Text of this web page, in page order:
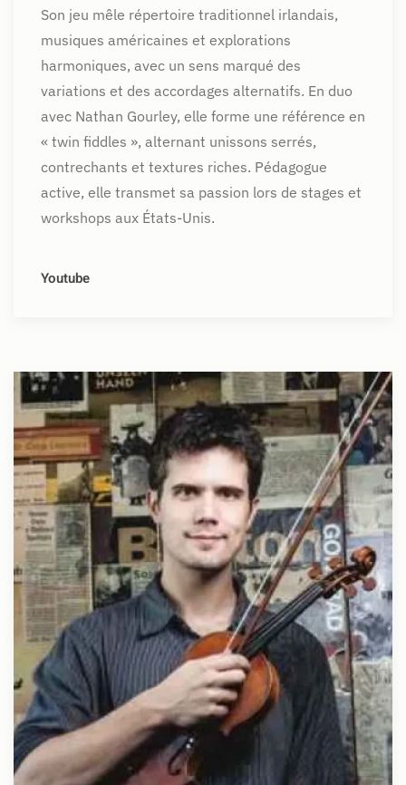
Son jeu mêle répertoire traditionnel irlandais,
musiques américaines et explorations
harmoniques, avec un sens marqué des
variations et des accordages alternatifs. En duo
avec Nathan Gourley, elle forme une référence en
« twin fiddles », alternant unissons serrés,
contrechants et textures riches. Pédagogue
active, elle transmet sa passion lors de stages et
workshops aux États-Unis.
Youtube